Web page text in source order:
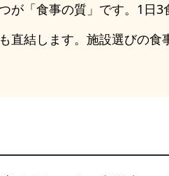
「食事の質」です。1日3
直結します。施設選びの食